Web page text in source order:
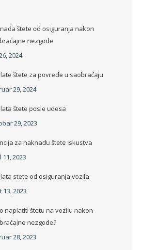
štete od osiguranja nakon
nezgode
2024
štete za povrede u saobraćaju
29, 2024
štete posle udesa
29, 2023
za naknadu štete iskustva
11, 2023
stete od osiguranja vozila
13, 2023
naplatiti štetu na vozilu nakon
nezgode?
28, 2023